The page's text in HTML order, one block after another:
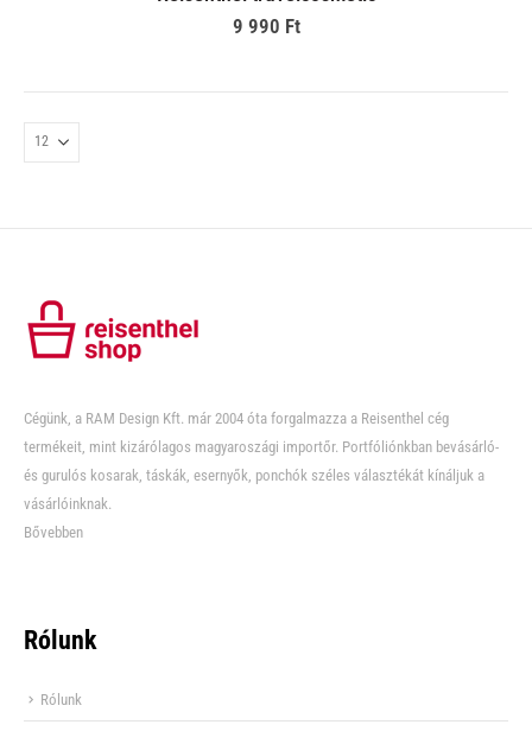
9 990 Ft
Cégünk, a RAM Design Kft. már 2004 óta forgalmazza a Reisenthel cég
termékeit, mint kizárólagos magyaroszági importőr. Portfóliónkban bevásárló-
és gurulós kosarak, táskák, esernyők, ponchók széles választékát kínáljuk a
vásárlóinknak.
Bővebben
Rólunk
Rólunk